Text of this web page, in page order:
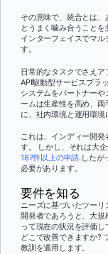
その意味で、統合とは
とうまく噛み合うこと
インターフェイスでマ
す。
日常的なタスクでさえア
API駆動型サービスプラ
システムをパートナー
ームは生産性を高め、
に、社内環境と運用環境
これは、インディー開
す。 しかし、それは大
187件以上の申請.したが
必要があります。
要件を知る
ニーズに基づいたツー
開発者であろうと、大
って現在の状況を評価
どこで改善できますか?
教訓を適用します。